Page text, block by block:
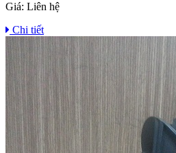
Giá: Liên hệ
Chi tiết